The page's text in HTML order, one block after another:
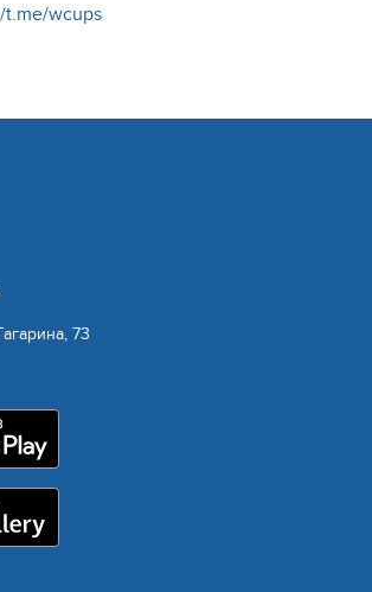
t.me/wcups
73